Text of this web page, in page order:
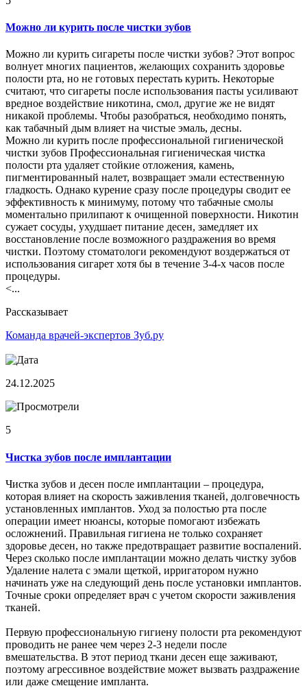
Можно ли курить после чистки зубов
Можно ли курить сигареты после чистки зубов? Этот вопрос
волнует многих пациентов, желающих сохранить здоровье
полости рта, но не готовых перестать курить. Некоторые
считают, что сигареты после использования пасты усиливают
вредное воздействие никотина, смол, другие же не видят
никакой проблемы. Чтобы разобраться, необходимо понять,
как табачный дым влияет на чистые эмаль, десны.
Можно ли курить после профессиональной гигиенической
чистки зубов Профессиональная гигиеническая чистка
полости рта удаляет стойкие отложения, камень,
пигментированный налет, возвращает эмали естественную
гладкость. Однако курение сразу после процедуры сводит ее
эффективность к минимуму, потому что табачные смолы
моментально прилипают к очищенной поверхности. Никотин
сужает сосуды, ухудшает питание десен, замедляет их
восстановление после возможного раздражения во время
чистки. Поэтому стоматологи рекомендуют воздержаться от
использования сигарет хотя бы в течение 3-4-х часов после
процедуры.
<...
Рассказывает
Команда врачей-экспертов Зуб.ру
24.12.2025
5
Чистка зубов после имплантации
Чистка зубов и десен после имплантации – процедура,
которая влияет на скорость заживления тканей, долговечность
установленных имплантов. Уход за полостью рта после
операции имеет нюансы, которые помогают избежать
осложнений. Правильная гигиена не только сохраняет
здоровье десен, но также предотвращает развитие воспалений.
Через сколько после имплантации можно делать чистку зубов
Удаление налета с эмали щеткой, ирригатором нужно
начинать уже на следующий день после установки имплантов.
Точные сроки определяет врач с учетом скорости заживления
тканей.
Первую профессиональную гигиену полости рта рекомендуют
проводить не ранее чем через 2-3 недели после
вмешательства. В этот период ткани десен еще заживают,
поэтому агрессивное воздействие может вызвать раздражение
или даже смещение импланта.